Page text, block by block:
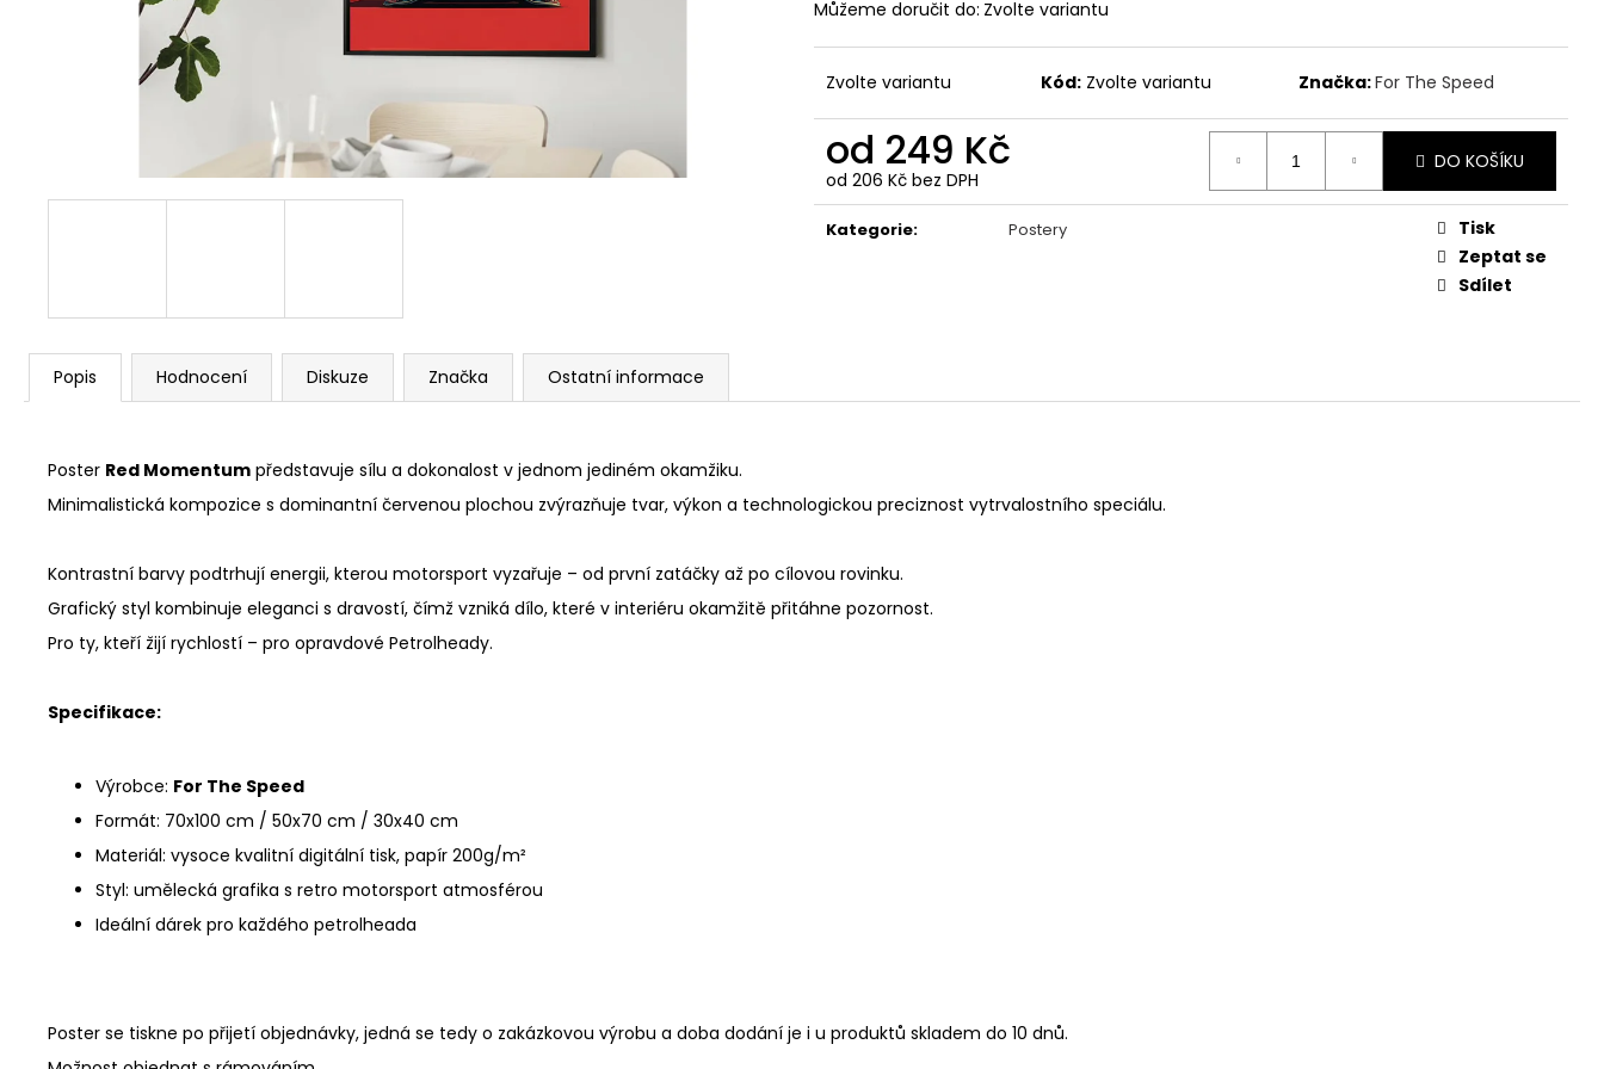
Můžeme doručit do: Zvolte variantu
Zvolte variantu Kód: Zvolte variantu Značka:For The Speed
od 249 Kč
od 206 Kč bez DPH
Měrná
cena:
DO KOŠÍKU
Kategorie: Postery
Tisk
Zeptat se
Sdílet
Popis Hodnocení Diskuze Značka Ostatní informace
Poster Red Momentum představuje sílu a dokonalost v jednom jediném okamžiku.
Minimalistická kompozice s dominantní červenou plochou zvýrazňuje tvar, výkon a technologickou preciznost vytrvalostního speciálu.
Kontrastní barvy podtrhují energii, kterou motorsport vyzařuje – od první zatáčky až po cílovou rovinku.
Grafický styl kombinuje eleganci s dravostí, čímž vzniká dílo, které v interiéru okamžitě přitáhne pozornost.
Pro ty, kteří žijí rychlostí – pro opravdové Petrolheady.
Specifikace:
Výrobce: For The Speed
Formát: 70x100 cm / 50x70 cm / 30x40 cm
Materiál: vysoce kvalitní digitální tisk, papír 200g/m²
Styl: umělecká grafika s retro motorsport atmosférou
Ideální dárek pro každého petrolheada
Poster se tiskne po přijetí objednávky, jedná se tedy o zakázkovou výrobu a doba dodání je i u produktů skladem do 10 dnů.
390 Kč
Původně:990 Kč